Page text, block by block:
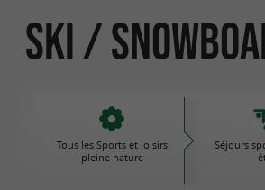
Ski /
Tous les Sports et loisirs
pleine nature
Séjours